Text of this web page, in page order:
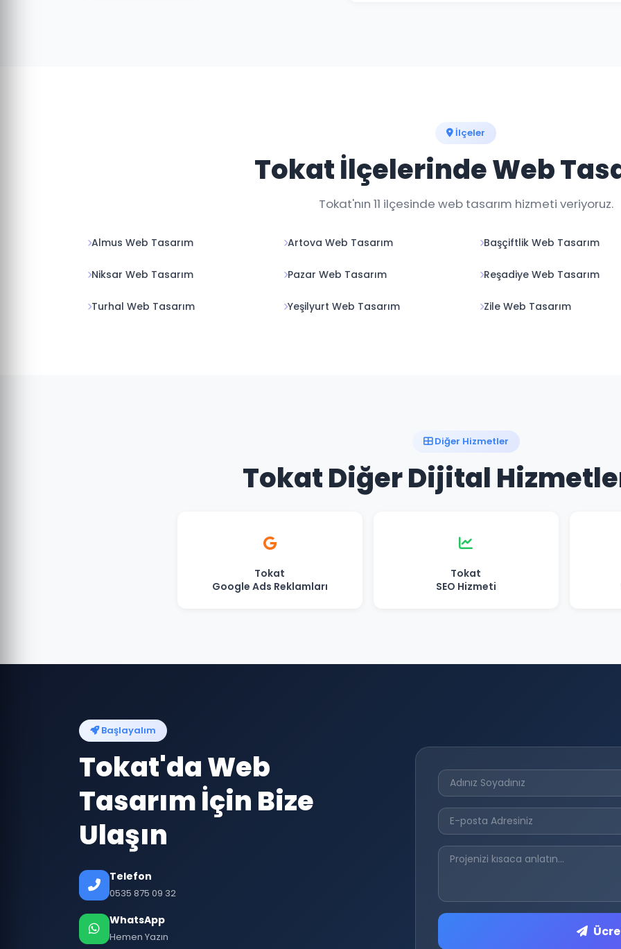
İlçeler
Tokat İlçelerinde Web
Tokat'nın 11 ilçesinde web tasarım hizmeti veriyoruz.
Almus Web Tasarım Artova Web Tasarım Başçiftlik Web Tasarım
Niksar Web Tasarım Pazar Web Tasarım Reşadiye Web Tasarım
Turhal Web Tasarım Yeşilyurt Web Tasarım Zile Web Tasarım
Diğer Hizmetler
Tokat Diğer Dijital
Tokat
Google Ads Reklamları
Tokat
SEO Hizmeti
Başlayalım
Tokat'da Web
Tasarım İçin Bize
Ulaşın
Telefon
0535 875 09 32
WhatsApp
Hemen Yazın